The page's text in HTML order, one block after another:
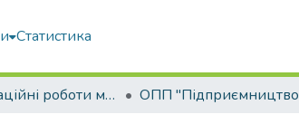
Статистика
Кваліфікаційні роботи магістрів